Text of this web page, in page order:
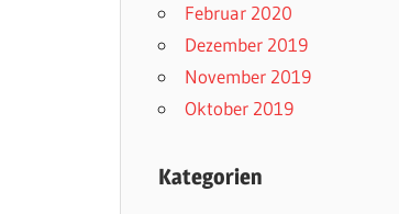
Februar 2020
Dezember 2019
November 2019
Oktober 2019
Kategorien